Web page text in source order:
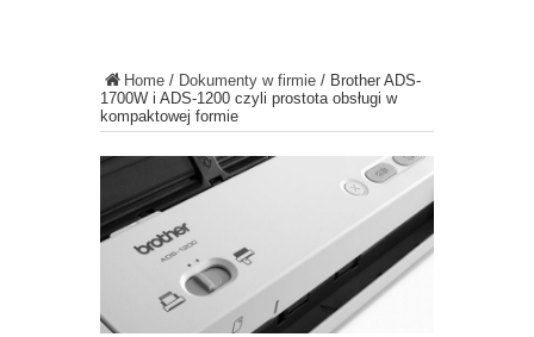
Home / Dokumenty w firmie / Brother ADS-
1700W i ADS-1200 czyli prostota obsługi w
kompaktowej formie